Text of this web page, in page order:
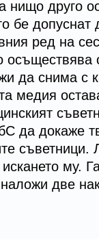
нищо друго
бе
ред на
осъществява
да снима с
медия
да докаже
съветници.
му.
две